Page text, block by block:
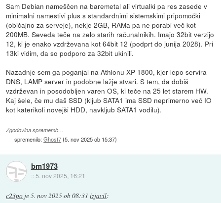
Sam Debian nameščen na baremetal ali virtualki pa res zasede v
minimalni namestivi plus s standardnimi sistemskimi pripomočki
(običajno za serveje), nekje 2GB, RAMa pa ne porabi več kot
200MB. Seveda teče na zelo starih računalnikih. Imajo 32bit verzijo
12, ki je enako vzdrževana kot 64bit 12 (podprt do junija 2028). Pri
13ki vidim, da so podporo za 32bit ukinili.
Nazadnje sem ga poganjal na Athlonu XP 1800, kjer lepo servira
DNS, LAMP server in podobne lažje stvari. S tem, da dobiš
vzdrževan in posodobljen varen OS, ki teče na 25 let starem HW.
Kaj šele, če mu daš SSD (kljub SATA1 ima SSD neprimerno več IO
kot katerikoli novejši HDD, navkljub SATA1 vodilu).
Zgodovina sprememb…
spremenilo:Ghost7(5. nov 2025 ob 15:37)
bm1973
:: 5. nov 2025, 16:21
c23po je5. nov 2025 ob 08:31 izjavil: